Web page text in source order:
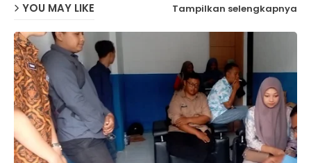
YOU MAY LIKE Tampilkan selengkapnya